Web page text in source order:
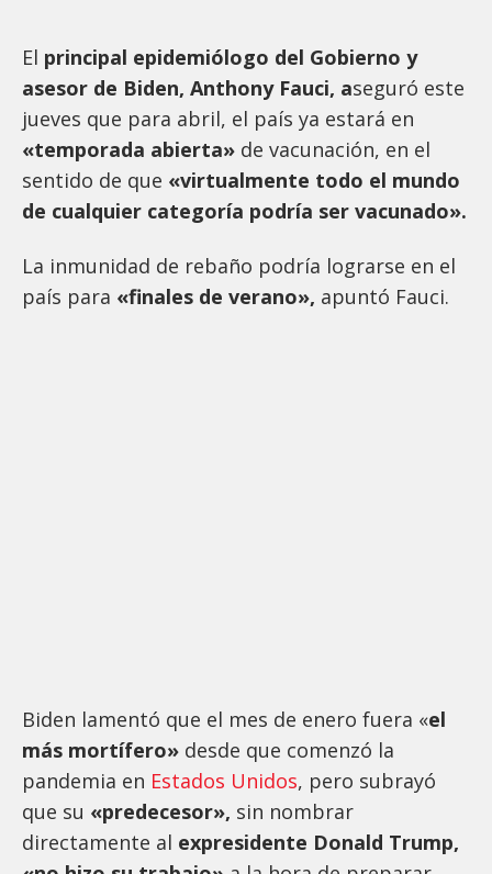
El principal epidemiólogo del Gobierno y
asesor de Biden, Anthony Fauci, aseguró este
jueves que para abril, el país ya estará en
«temporada abierta» de vacunación, en el
sentido de que «virtualmente todo el mundo
de cualquier categoría podría ser vacunado».
La inmunidad de rebaño podría lograrse en el
país para «finales de verano», apuntó Fauci.
Biden lamentó que el mes de enero fuera «el
más mortífero» desde que comenzó la
pandemia en Estados Unidos, pero subrayó
que su «predecesor», sin nombrar
directamente al expresidente Donald Trump,